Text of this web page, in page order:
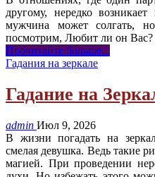
другому, нередко
мужчина может солгать,
посмотрим, Любит ли он Вас?
Прочитайте больше...
Гадания на зеркале
Гадание на
admin Июл 9, 2026
В жизни погадать на
смелая девушка. Ведь такие
магией. При проведении